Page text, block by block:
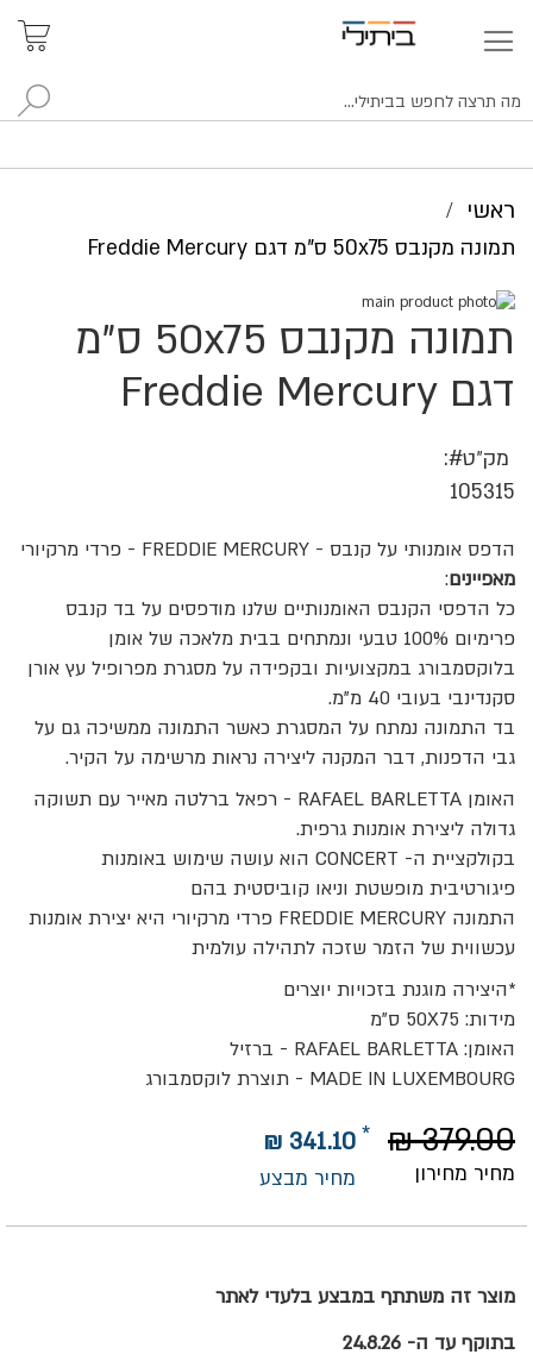
ראשי
תמונה מקנבס 50x75 ס"מ דגם Freddie Mercury
תמונה מקנבס 50x75 ס"מ
דגם Freddie Mercury
מק״ט
105315
הדפס אומנותי על קנבס - FREDDIE MERCURY - פרדי מרקיורי
מאפיינים:
כל הדפסי הקנבס האומנותיים שלנו מודפסים על בד קנבס
פרימיום 100% טבעי ונמתחים בבית מלאכה של אומן
בלוקסמבורג במקצועיות ובקפידה על מסגרת מפרופיל עץ אורן
סקנדינבי בעובי 40 מ"מ.
בד התמונה נמתח על המסגרת כאשר התמונה ממשיכה גם על
גבי הדפנות, דבר המקנה ליצירה נראות מרשימה על הקיר.
האומן RAFAEL BARLETTA - רפאל ברלטה מאייר עם תשוקה
גדולה ליצירת אומנות גרפית.
בקולקציית ה- CONCERT הוא עושה שימוש באומנות
פיגורטיבית מופשטת וניאו קוביסטית בהם
התמונה FREDDIE MERCURY פרדי מרקיורי היא יצירת אומנות
עכשווית של הזמר שזכה לתהילה עולמית
*היצירה מוגנת בזכויות יוצרים
מידות: 50X75 ס"מ
האומן: RAFAEL BARLETTA - ברזיל
MADE IN LUXEMBOURG - תוצרת לוקסמבורג
מחיר מבצע
341.10 ₪
מחיר מחירון
379.00 ₪
מוצר זה משתתף במבצע בלעדי לאתר
בתוקף עד ה- 24.8.26
לדלג
לסוף
תמונות
לדלג
להתחלה
גלריית